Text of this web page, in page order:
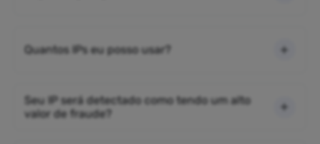
Quantos IPs eu posso usar?
Seu IP será detectado como tendo um alto
valor de fraude?